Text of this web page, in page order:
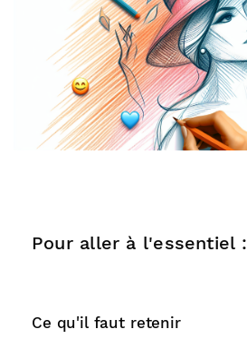
Pour aller à l'essentiel :
Ce qu'il faut retenir